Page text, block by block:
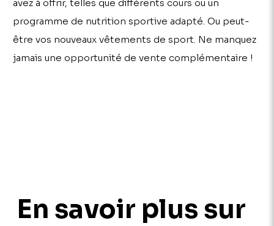
avez à offrir, telles que différents cours ou un
programme de nutrition sportive adapté. Ou peut-
être vos nouveaux vêtements de sport. Ne manquez
jamais une opportunité de vente complémentaire !
En savoir plus sur